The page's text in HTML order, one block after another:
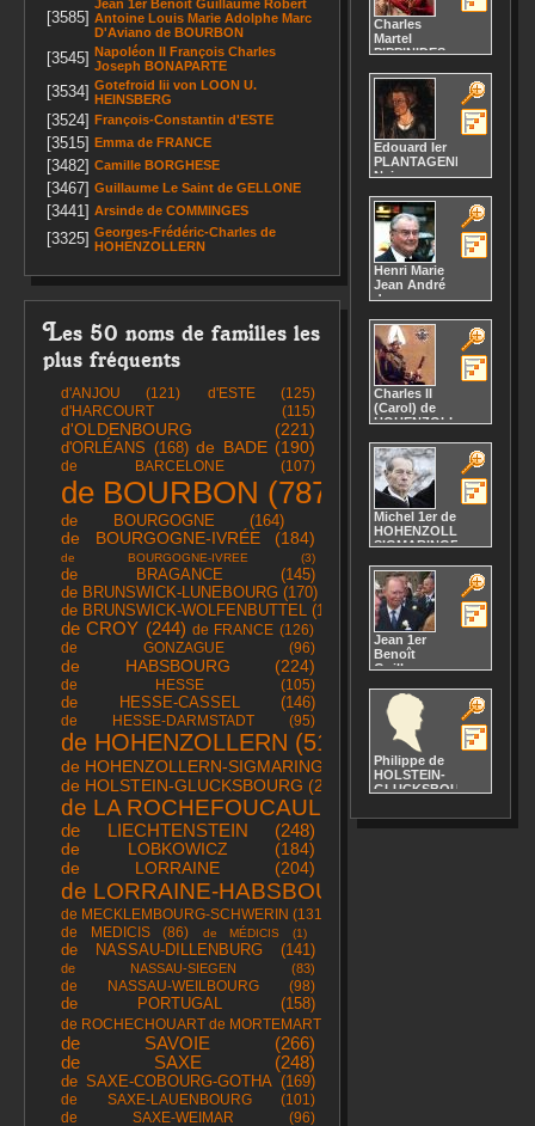
[3585]
Jean 1er Benoît Guillaume Robert
Antoine Louis Marie Adolphe Marc
D'Aviano de BOURBON
[3545] Napoléon II François Charles
Joseph BONAPARTE
[3534] Gotefroid Iii von LOON U.
HEINSBERG
[3524] François-Constantin d'ESTE
[3515] Emma de FRANCE
[3482] Camille BORGHESE
[3467] Guillaume Le Saint de GELLONE
[3441] Arsinde de COMMINGES
[3325] Georges-Frédéric-Charles de
HOHENZOLLERN
Les 50 noms de familles les
plus fréquents
d'ANJOU (121) d'ESTE(125)
d'HARCOURT (115)
d'OLDENBOURG (221)
d'ORLÉANS (168) de BADE(190)
de BARCELONE(107)
de BOURBON (787)
de BOURGOGNE (164)
de BOURGOGNE-IVRÉE(184)
de BOURGOGNE-IVREE (3)
de BRAGANCE (145)
de BRUNSWICK-LUNEBOURG (170)
de BRUNSWICK-WOLFENBUTTEL (155)
de CROY (244) de FRANCE (126)
de GONZAGUE(96)
de HABSBOURG (224)
de HESSE(105)
de HESSE-CASSEL(146)
de HESSE-DARMSTADT (95)
de HOHENZOLLERN (511)
de HOHENZOLLERN-SIGMARINGEN (194)
de HOLSTEIN-GLUCKSBOURG (202)
de LA ROCHEFOUCAULD
de LIECHTENSTEIN (248)
de LOBKOWICZ (184)
de LORRAINE (204)
de LORRAINE-HABSBOURG
de MECKLEMBOURG-SCHWERIN (131)
de MEDICIS(86) de MÉDICIS (1)
de NASSAU-DILLENBURG (141)
de NASSAU-SIEGEN (83)
de NASSAU-WEILBOURG (98)
de PORTUGAL(158)
de ROCHECHOUART de MORTEMART
de SAVOIE (266)
de SAXE (248)
de SAXE-COBOURG-GOTHA (169)
de SAXE-LAUENBOURG(101)
de SAXE-WEIMAR (96)
, ,
Décès :
Charles
Martel
PIPPINIDES
vers 688
53
Décès :
Edouard Ier
PLANTAGENÊT
Naissance :
16
Westminster, ,
, Angleterre,
GRANDE-
BRETAGNE,
Décès :
1307
Burgh, , ,
Angleterre,
GRANDE-
BRETAGNE,
près de
Carlisle
Henri Marie
Jean André
de
de
MONTPEZAT
Naissance :
11 juin
1934
Talence, ,
Gironde, ,
FRANCE,
Décès :
2018
château de
Fredensborg
Charles II
(Carol) de
HOHENZOLLERN-
Naissance :
15 octobre
1893
17
Sinaia, , , ,
ROUMANIE,
château
Pelesch
Décès : 4
avril 1953
Estoril, , , ,
PORTUGAL,
Michel 1er de
HOHENZOLLERN-
SIGMARINGEN
25 octobre
1921
25
Sinaia, , , ,
ROUMANIE,
Décès : 5
décembre
2017
Aubonne
Jean 1er
Benoît
Guillaume
Antoine
Louis Marie
Adolphe
Marc
D'Aviano
de
BOURBON
Naissance : 5
janvier 1921
Philippe de
HOLSTEIN-
GLUCKSBOURG
10 juin 1921